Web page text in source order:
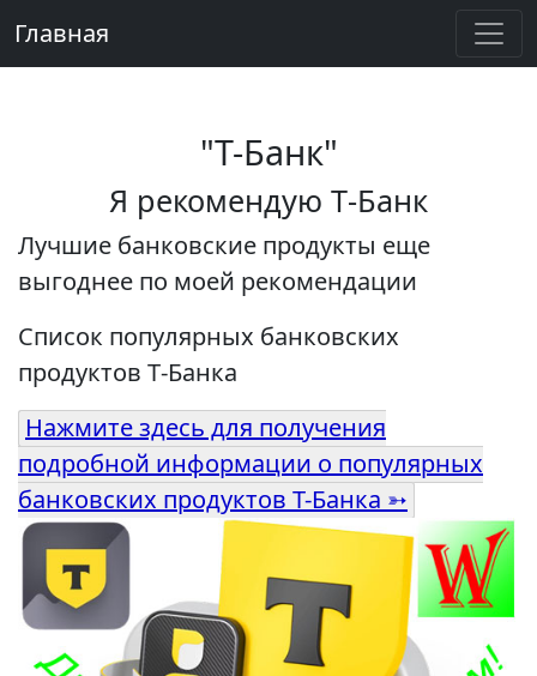
Главная
"Т-Банк"
Я рекомендую Т‑Банк
Лучшие банковские продукты еще
выгоднее по моей рекомендации
Список популярных банковских
продуктов Т‑Банка
Нажмите здесь для получения
подробной информации о популярных
банковских продуктов Т-Банка ➳